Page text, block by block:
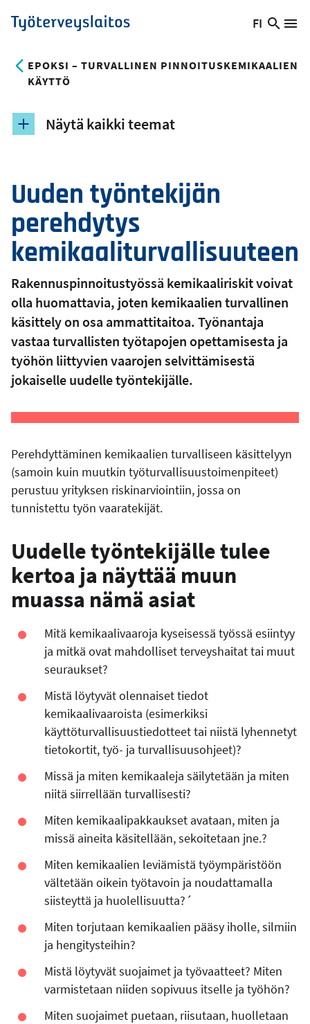
Hyppää
pääsisältöön
Työterveyslaitos
Vaihda
nykyinen
kieli:
FI
Hae
EPOKSI – TURVALLINEN PINNOITUSKEMIKAALIEN
KÄYTTÖ
Uuden työntekijän
perehdytys
kemikaaliturvallisuuteen
Rakennuspinnoitustyössä kemikaaliriskit voivat
olla huomattavia, joten kemikaalien turvallinen
käsittely on osa ammattitaitoa. Työnantaja
vastaa turvallisten työtapojen opettamisesta ja
työhön liittyvien vaarojen selvittämisestä
jokaiselle uudelle työntekijälle.
Perehdyttäminen kemikaalien turvalliseen käsittelyyn
(samoin kuin muutkin työturvallisuustoimenpiteet)
perustuu yrityksen riskinarviointiin, jossa on
tunnistettu työn vaaratekijät.
Uudelle työntekijälle tulee
kertoa ja näyttää muun
muassa nämä asiat
Mitä kemikaalivaaroja kyseisessä työssä esiintyy
ja mitkä ovat mahdolliset terveyshaitat tai muut
seuraukset?
Mistä löytyvät olennaiset tiedot
kemikaalivaaroista (esimerkiksi
käyttöturvallisuustiedotteet tai niistä lyhennetyt
tietokortit, työ- ja turvallisuusohjeet)?
Missä ja miten kemikaaleja säilytetään ja miten
niitä siirrellään turvallisesti?
Miten kemikaalipakkaukset avataan, miten ja
missä aineita käsitellään, sekoitetaan jne.?
Miten kemikaalien leviämistä työympäristöön
vältetään oikein työtavoin ja noudattamalla
siisteyttä ja huolellisuutta?´
Miten torjutaan kemikaalien pääsy iholle, silmiin
ja hengitysteihin?
Mistä löytyvät suojaimet ja työvaatteet? Miten
varmistetaan niiden sopivuus itselle ja työhön?
Miten suojaimet puetaan, riisutaan, huolletaan
Näytä kaikki teemat